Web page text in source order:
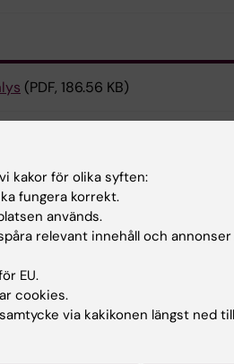
(PDF, 186.56 KB)
kakor för olika syften:
fungera korrekt.
används.
relevant innehåll och
EU.
cookies.
via kakikonen längst ned